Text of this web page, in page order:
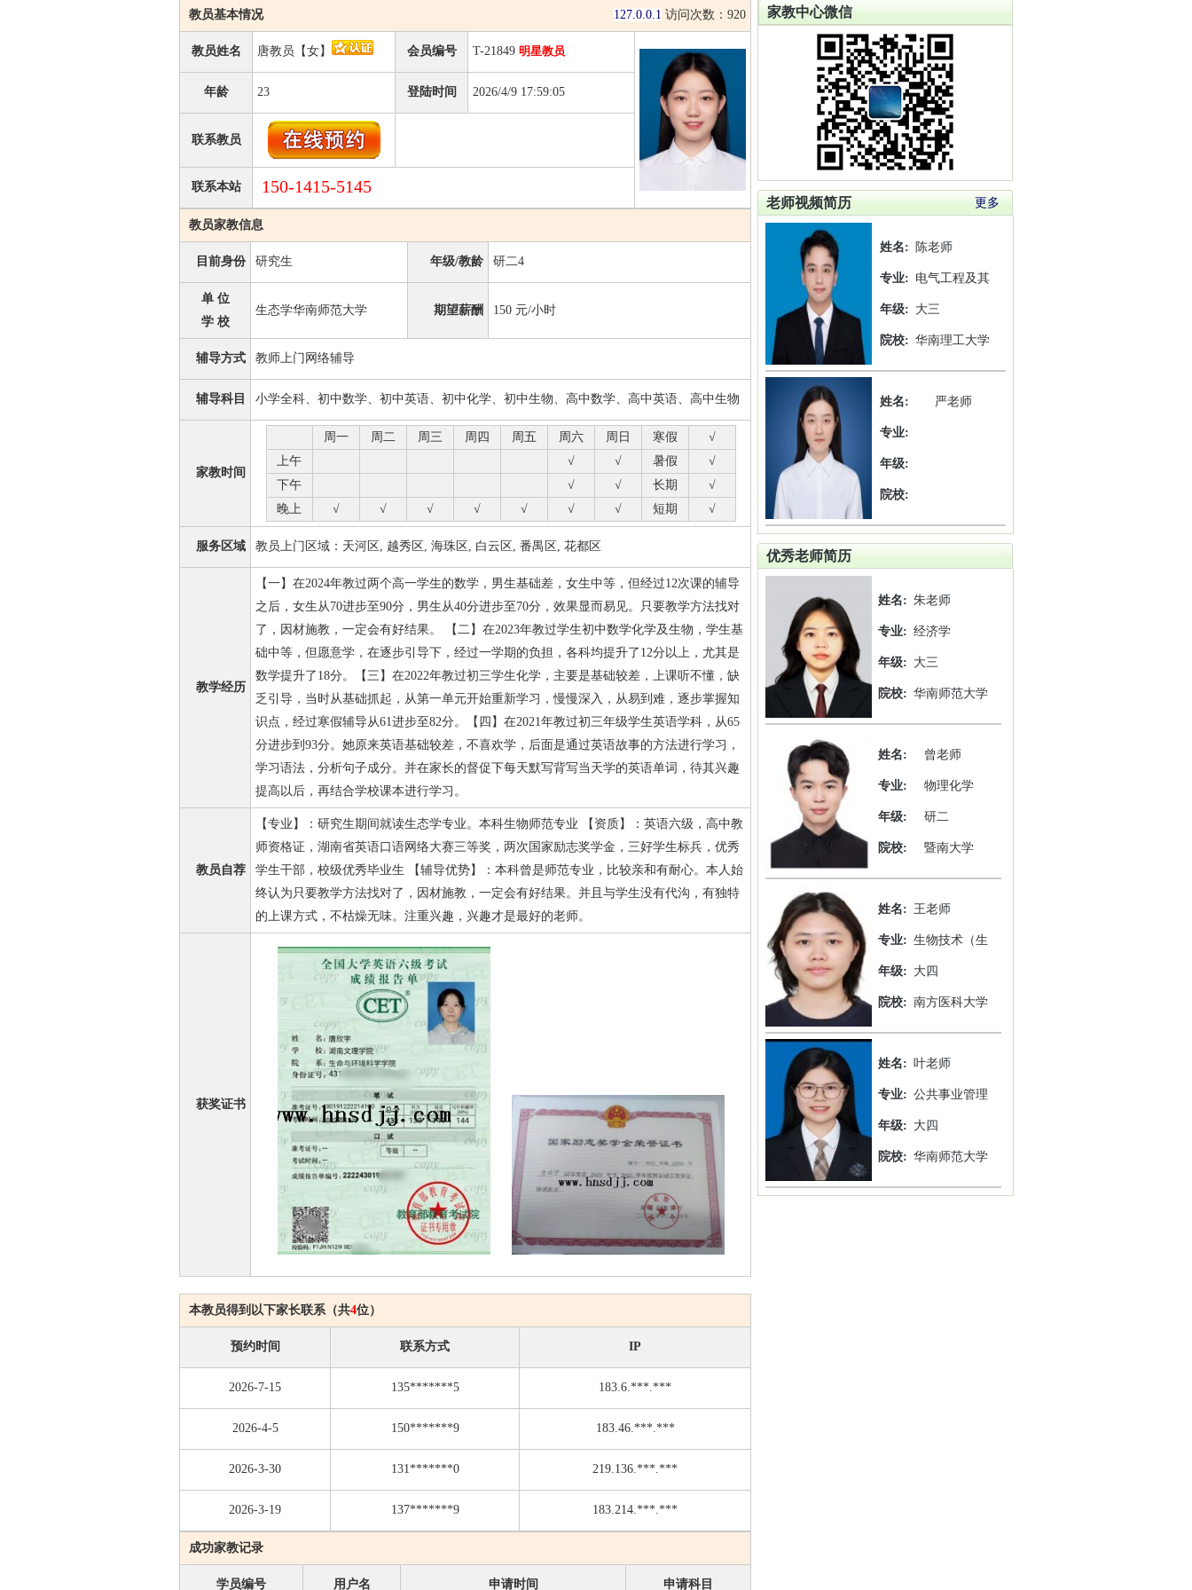
教员基本情况 127.0.0.1 访问次数： 920
教员姓名 唐教员【女】 会员编号 T-21849 明星教员
年龄 23 登陆时间 2026/4/9 17:59:05
联系教员
联系本站 150-1415-5145
教员家教信息
目前身份 研究生 年级/教龄 研二4
单 位
学 校
生态学华南师范大学 期望薪酬 150 元/小时
辅导方式 教师上门网络辅导
辅导科目 小学全科、初中数学、初中英语、初中化学、初中生物、高中数学、高中英语、高中生物
家教时间
周一 周二 周三 周四 周五 周六 周日 寒假
√
上午
√ √ 暑假
√
下午
√ √ 长期
√
晚上
√ √ √ √ √ √ √ 短期 √
服务区域 教员上门区域：天河区, 越秀区, 海珠区, 白云区, 番禺区, 花都区
教学经历
【一】在2024年教过两个高一学生的数学，男生基础差，女生中等，但经过12次课的辅导
之后，女生从70进步至90分，男生从40分进步至70分，效果显而易见。只要教学方法找对
了，因材施教，一定会有好结果。 【二】在2023年教过学生初中数学化学及生物，学生基
础中等，但愿意学，在逐步引导下，经过一学期的负担，各科均提升了12分以上，尤其是
数学提升了18分。【三】在2022年教过初三学生化学，主要是基础较差，上课听不懂，缺
乏引导，当时从基础抓起，从第一单元开始重新学习，慢慢深入，从易到难，逐步掌握知
识点，经过寒假辅导从61进步至82分。【四】在2021年教过初三年级学生英语学科，从65
分进步到93分。她原来英语基础较差，不喜欢学，后面是通过英语故事的方法进行学习，
学习语法，分析句子成分。并在家长的督促下每天默写背写当天学的英语单词，待其兴趣
提高以后，再结合学校课本进行学习。
教员自荐
【专业】：研究生期间就读生态学专业。本科生物师范专业 【资质】：英语六级，高中教
师资格证，湖南省英语口语网络大赛三等奖，两次国家励志奖学金，三好学生标兵，优秀
学生干部，校级优秀毕业生 【辅导优势】：本科曾是师范专业，比较亲和有耐心。本人始
终认为只要教学方法找对了，因材施教，一定会有好结果。并且与学生没有代沟，有独特
的上课方式，不枯燥无味。注重兴趣，兴趣才是最好的老师。
获奖证书
本教员得到以下家长联系（共4位）
预约时间 联系方式 IP
2026-7-15 135*******5 183.6.***.***
2026-4-5 150*******9 183.46.***.***
2026-3-30 131*******0 219.136.***.***
2026-3-19 137*******9 183.214.***.***
成功家教记录
学员编号 用户名 申请时间 申请科目
家教中心微信
老师视频简历 更多
姓名: 陈老师
专业: 电气工程及其
年级: 大三
院校: 华南理工大学
姓名: 严老师
专业:
年级:
院校:
优秀老师简历
姓名: 朱老师
专业: 经济学
年级: 大三
院校: 华南师范大学
姓名: 曾老师
专业: 物理化学
年级: 研二
院校: 暨南大学
姓名: 王老师
专业: 生物技术（生
年级: 大四
院校: 南方医科大学
姓名: 叶老师
专业: 公共事业管理
年级: 大四
院校: 华南师范大学